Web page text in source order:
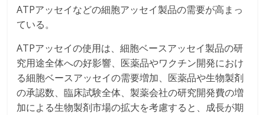
ATPアッセイなどの細胞アッセイ製品の需要が高まっ
ている。
ATPアッセイの使用は、細胞ベースアッセイ製品の研
究用途全体への好影響、医薬品やワクチン開発におけ
る細胞ベースアッセイの需要増加、医薬品や生物製剤
の承認数、臨床試験全体、製薬会社の研究開発費の増
加による生物製剤市場の拡大を考慮すると、成長が期